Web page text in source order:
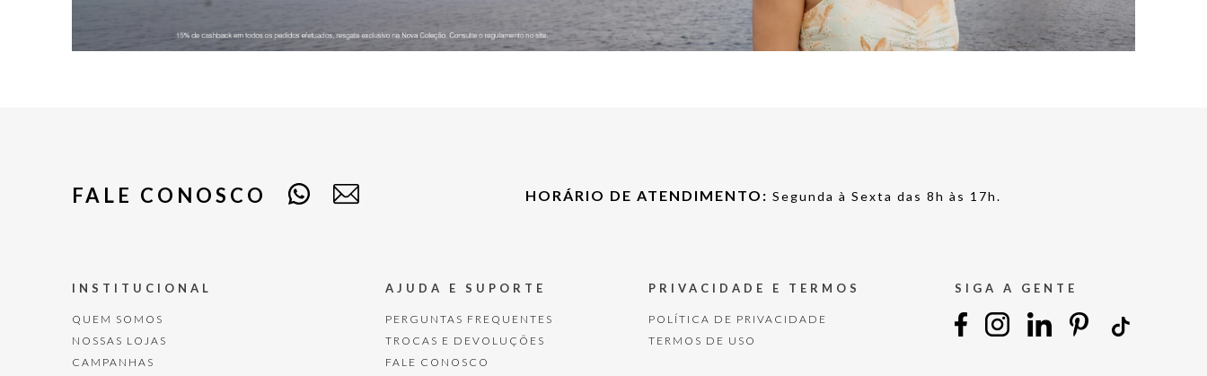
FALE CONOSCO HORÁRIO DE ATENDIMENTO: Segunda à Sexta das 8h às 17h.
INSTITUCIONAL
QUEM SOMOS
NOSSAS LOJAS
CAMPANHAS
AJUDA E SUPORTE
PERGUNTAS FREQUENTES
TROCAS E DEVOLUÇÕES
FALE CONOSCO
PRIVACIDADE E TERMOS
POLÍTICA DE PRIVACIDADE
TERMOS DE USO
SIGA A GENTE